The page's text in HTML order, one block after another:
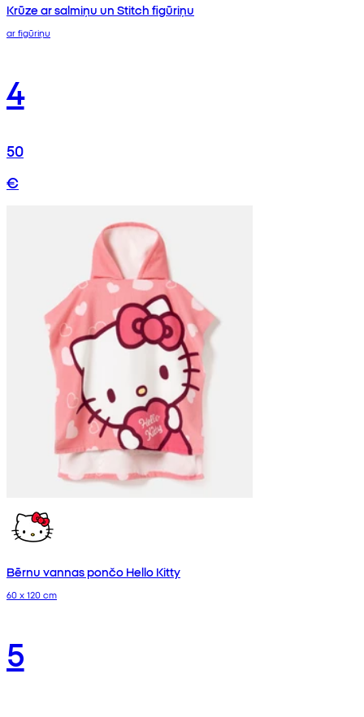
Krūze ar salmiņu un Stitch figūriņu
ar figūriņu
4
50
€
Bērnu vannas pončo Hello Kitty
60 x 120 cm
5